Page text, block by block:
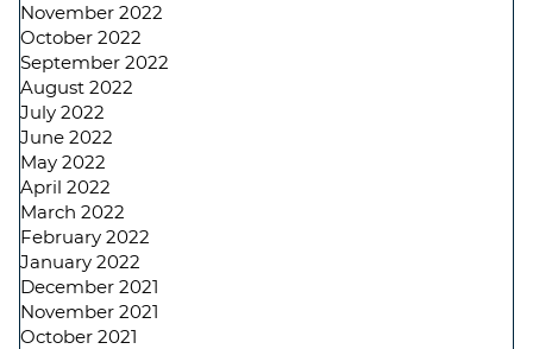
November 2022
October 2022
September 2022
August 2022
July 2022
June 2022
May 2022
April 2022
March 2022
February 2022
January 2022
December 2021
November 2021
October 2021